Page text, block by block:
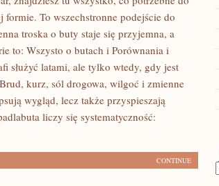
To wszechstronne podejście do
troska o buty staje się przyjemna, a
to: Wszysto o butach i Porównania i
służyć latami, ale tylko wtedy, gdy jest
kurz, sól drogowa, wilgoć i zmienne
wygląd, lecz także przyspieszają
liczy się systematyczność:
CONTINUE